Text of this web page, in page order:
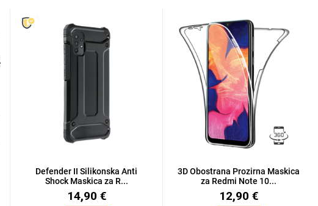
Defender II Silikonska Anti
Shock Maskica za R...
14,90 €
3D Obostrana Prozirna Maskica
za Redmi Note 10...
12,90 €